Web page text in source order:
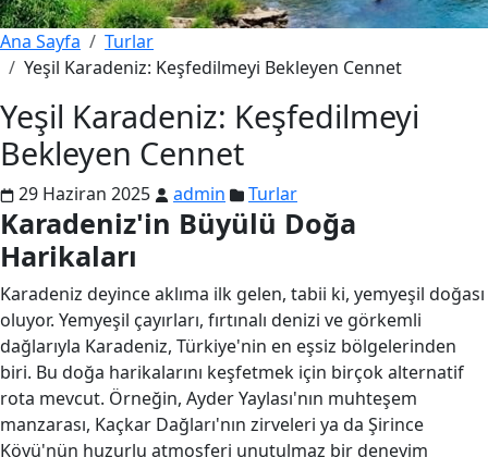
Ana Sayfa
Turlar
Yeşil Karadeniz: Keşfedilmeyi Bekleyen Cennet
Yeşil Karadeniz: Keşfedilmeyi
Bekleyen Cennet
29 Haziran 2025 admin Turlar
Karadeniz'in Büyülü Doğa
Harikaları
Karadeniz deyince aklıma ilk gelen, tabii ki, yemyeşil doğası
oluyor. Yemyeşil çayırları, fırtınalı denizi ve görkemli
dağlarıyla Karadeniz, Türkiye'nin en eşsiz bölgelerinden
biri. Bu doğa harikalarını keşfetmek için birçok alternatif
rota mevcut. Örneğin, Ayder Yaylası'nın muhteşem
manzarası, Kaçkar Dağları'nın zirveleri ya da Şirince
Köyü'nün huzurlu atmosferi unutulmaz bir deneyim